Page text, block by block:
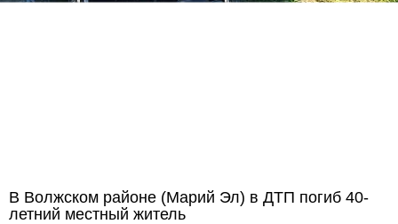
В Волжском районе (Марий Эл) в ДТП погиб 40-
летний местный житель